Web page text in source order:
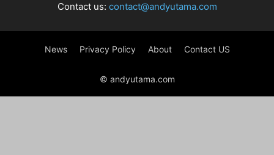
Contact us: contact@andyutama.com
News Privacy Policy About Contact US
© andyutama.com